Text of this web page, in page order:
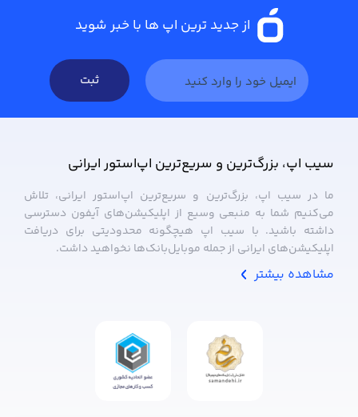
از جدید ترین اپ ها با خبر شوید
ثبت
سیب ‌اپ، بزرگ‌ترین و سریع‌ترین اپ‌استور ایرانی
ما در سیب ‌اپ، بزرگ‌ترین و سریع‌ترین اپ‌استور ایرانی، تلاش
می‌کنیم شما به منبعی وسیع از اپلیکیشن‌های آیفون دسترسی
داشته باشید. با سیب ‌اپ هیچگونه محدودیتی برای دریافت
اپلیکیشن‌های ایرانی از جمله موبایل‌بانک‌ها نخواهید داشت.
مشاهده بیشتر